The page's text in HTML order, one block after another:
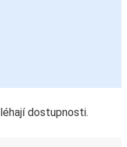
dostupnosti.